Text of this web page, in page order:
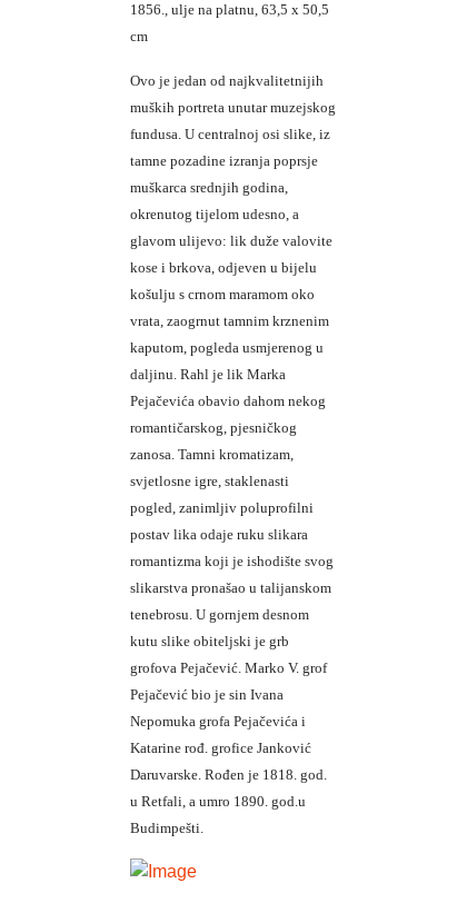
1856., ulje na platnu, 63,5 x 50,5
cm
Ovo je jedan od najkvalitetnijih
muških portreta unutar muzejskog
fundusa. U centralnoj osi slike, iz
tamne pozadine izranja poprsje
muškarca srednjih godina,
okrenutog tijelom udesno, a
glavom ulijevo: lik duže valovite
kose i brkova, odjeven u bijelu
košulju s crnom maramom oko
vrata, zaogrnut tamnim krznenim
kaputom, pogleda usmjerenog u
daljinu. Rahl je lik Marka
Pejačevića obavio dahom nekog
romantičarskog, pjesničkog
zanosa. Tamni kromatizam,
svjetlosne igre, staklenasti
pogled, zanimljiv poluprofilni
postav lika odaje ruku slikara
romantizma koji je ishodište svog
slikarstva pronašao u talijanskom
tenebrosu. U gornjem desnom
kutu slike obiteljski je grb
grofova Pejačević. Marko V. grof
Pejačević bio je sin Ivana
Nepomuka grofa Pejačevića i
Katarine rođ. grofice Janković
Daruvarske. Rođen je 1818. god.
u Retfali, a umro 1890. god.u
Budimpešti.